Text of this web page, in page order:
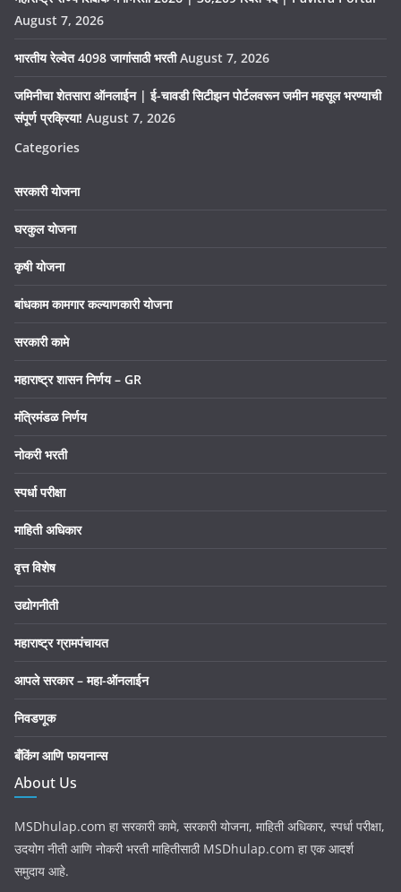
August 7, 2026
भारतीय रेल्वेत 4098 जागांसाठी भरती August 7, 2026
जमिनीचा शेतसारा ऑनलाईन | ई-चावडी सिटीझन पोर्टलवरून जमीन महसूल भरण्याची
संपूर्ण प्रक्रिया! August 7, 2026
Categories
सरकारी योजना
घरकुल योजना
कृषी योजना
बांधकाम कामगार कल्याणकारी योजना
सरकारी कामे
महाराष्ट्र शासन निर्णय – GR
मंत्रिमंडळ निर्णय
नोकरी भरती
स्पर्धा परीक्षा
माहिती अधिकार
वृत्त विशेष
उद्योगनीती
महाराष्ट्र ग्रामपंचायत
आपले सरकार – महा-ऑनलाईन
निवडणूक
बँकिंग आणि फायनान्स
About Us
MSDhulap.com हा सरकारी कामे, सरकारी योजना, माहिती अधिकार, स्पर्धा परीक्षा,
उदयोग नीती आणि नोकरी भरती माहितीसाठी MSDhulap.com हा एक आदर्श
समुदाय आहे.